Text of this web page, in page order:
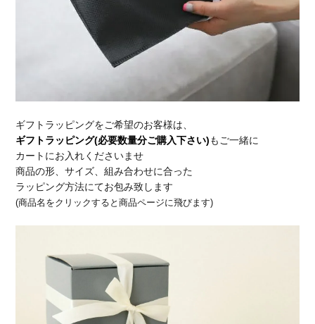
ギフトラッピングをご希望のお客様は、
ギフトラッピング(必要数量分ご購入下さい)もご一緒に
カートにお入れくださいませ
商品の形、サイズ、組み合わせに合った
ラッピング方法にてお包み致します
(商品名をクリックすると商品ページに飛びます)